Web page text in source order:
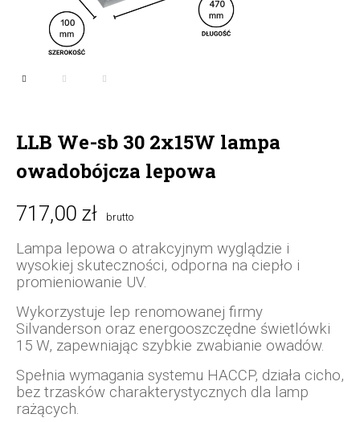
LLB We-sb 30 2x15W lampa
owadobójcza lepowa
717,00 zł brutto
Lampa lepowa o atrakcyjnym wyglądzie i
wysokiej skuteczności, odporna na ciepło i
promieniowanie UV.
Wykorzystuje lep renomowanej firmy
Silvanderson oraz energooszczędne świetlówki
15 W, zapewniając szybkie zwabianie owadów.
Spełnia wymagania systemu HACCP, działa cicho,
bez trzasków charakterystycznych dla lamp
rażących.